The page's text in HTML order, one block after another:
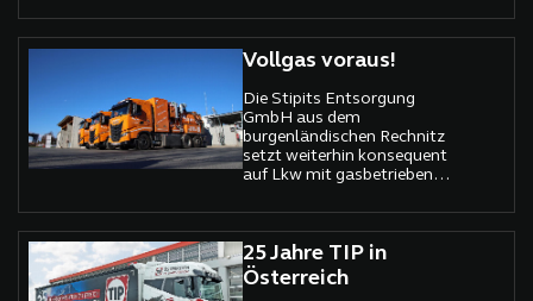
Refurbishment als Teil ihrer
Nachhaltigkeitsstrategie
und bietet
Flottenbetreibern eine
attraktive Alternative zum
Neukauf.
nachhaltiger zu werden. Eine
wegweisende Innovation
könnte nun Abhilfe schaffen.
Die TIP Group präsentiert in
Zusammenarbeit mit
SolarEdge e-Mobility und
Mitsubishi Heavy Industries
Thermal Transport Europe
GmbH (MTTE) einen
betriebenen Kühlauflieger,
der mit
Energierückgewinnungsachse
und Solarpanelen
ausgestattet ist.
Vollgas voraus!
Die Stipits Entsorgung
GmbH aus dem
burgenländischen Rechnitz
setzt weiterhin konsequent
auf Lkw mit gasbetriebenen
Iveco. Ihren Treibstoff
sammeln sie dabei selbst.
25 Jahre TIP in
Österreich